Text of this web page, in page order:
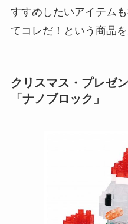
すすめしたいアイテム
てコレだ！という商品
クリスマス・プレゼ
「ナノブロック」